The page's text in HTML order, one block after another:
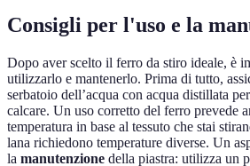
Consigli per l'uso e la
Dopo aver scelto il ferro da stiro ideale, è
utilizzarlo e mantenerlo. Prima di tutto,
serbatoio dell’acqua con acqua distillata
calcare. Un uso corretto del ferro prevede
temperatura in base al tessuto che stai
lana richiedono temperature diverse. Un
la manutenzione della piastra: utilizza un